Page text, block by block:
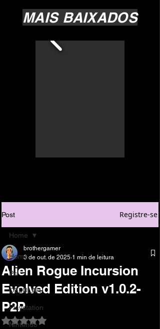
MAIS BAIXADOS
Post Registre-se
Home
Pc
CELULAR
Playstation
Nintendo
Home
Alien Rogue Incursion
Evolved Edition v1.0.2-
P2P
brothergamer
3 de out. de 2025 1 min de leitura
Avaliado com NaN de 5 estrelas.